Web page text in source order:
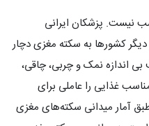
نیست. پزشکان ایرانی
۱۰ سال زودتر از دیگر کشورها به سکته مغزی دچار
اندازه نمک و چربی، چاقی،
غذایی را عاملی برای
آمار میدانی سکته‌های مغزی